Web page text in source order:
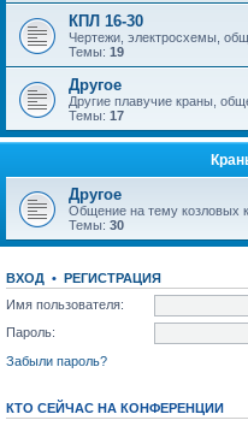
КПЛ 16-30
Чертежи, электросхемы,
Темы: 19
Другое
Другие плавучие краны,
Темы: 17
Другое
Общение на тему козловых
Темы: 30
ВХОД • РЕГИСТРАЦИЯ
Имя пользователя:
Пароль:
Забыли пароль?
КТО СЕЙЧАС НА КОНФЕРЕНЦИИ